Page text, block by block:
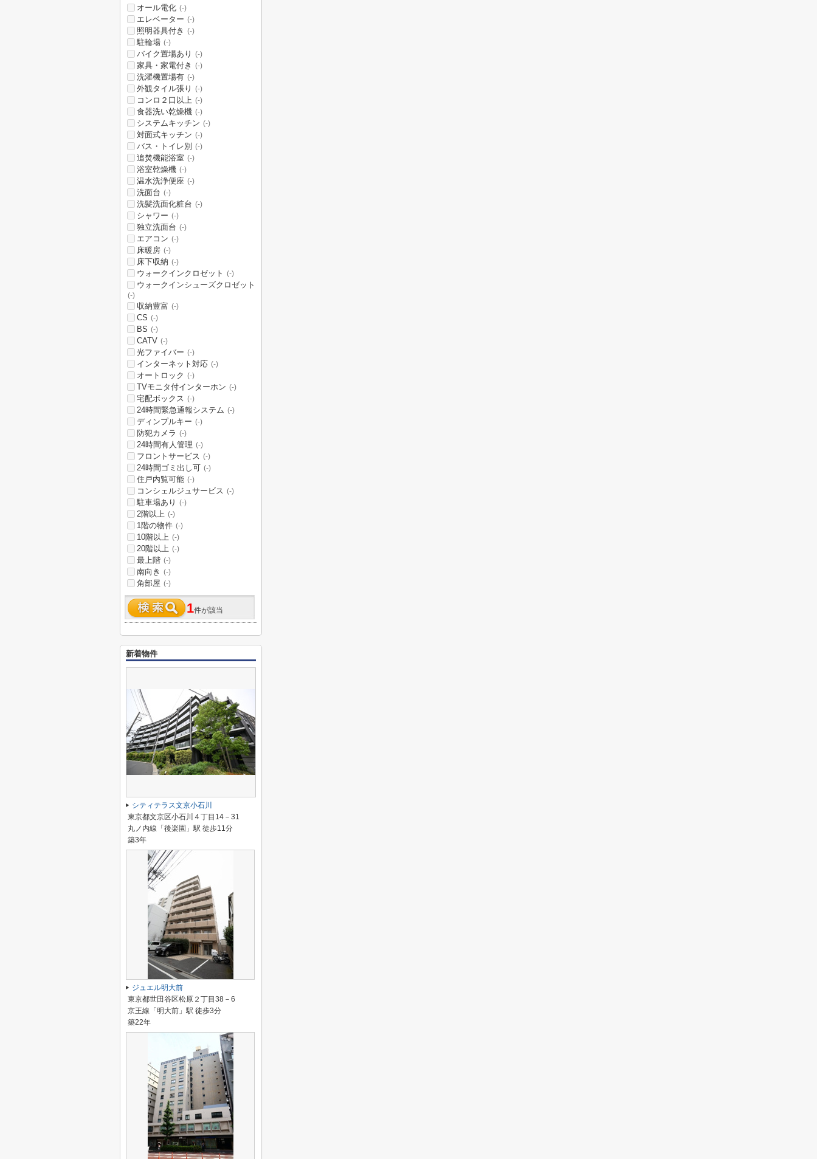
オール電化 (-)
エレベーター (-)
照明器具付き (-)
駐輪場 (-)
バイク置場あり (-)
家具・家電付き (-)
洗濯機置場有 (-)
外観タイル張り (-)
コンロ２口以上 (-)
食器洗い乾燥機 (-)
システムキッチン (-)
対面式キッチン (-)
バス・トイレ別 (-)
追焚機能浴室 (-)
浴室乾燥機 (-)
温水洗浄便座 (-)
洗面台 (-)
洗髪洗面化粧台 (-)
シャワー (-)
独立洗面台 (-)
エアコン (-)
床暖房 (-)
床下収納 (-)
ウォークインクロゼット (-)
ウォークインシューズクロゼット
(-)
収納豊富 (-)
CS (-)
BS (-)
CATV (-)
光ファイバー (-)
インターネット対応 (-)
オートロック (-)
TVモニタ付インターホン (-)
宅配ボックス (-)
24時間緊急通報システム (-)
ディンプルキー (-)
防犯カメラ (-)
24時間有人管理 (-)
フロントサービス (-)
24時間ゴミ出し可 (-)
住戸内覧可能 (-)
コンシェルジュサービス (-)
駐車場あり (-)
2階以上 (-)
1階の物件 (-)
10階以上 (-)
20階以上 (-)
最上階 (-)
南向き (-)
角部屋 (-)
1件が該当
新着物件
シティテラス文京小石川
東京都文京区小石川４丁目14－31
丸ノ内線「後楽園」駅 徒歩11分
築3年
ジュエル明大前
東京都世田谷区松原２丁目38－6
京王線「明大前」駅 徒歩3分
築22年